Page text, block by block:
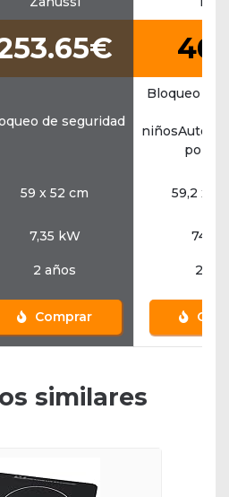
de seguridad
Bloqueo de
por
59 x 52 cm 59,2 x
7,35 kW 7400
2 años 2
Comprar
similares